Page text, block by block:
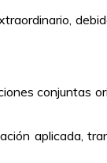
aplicada,